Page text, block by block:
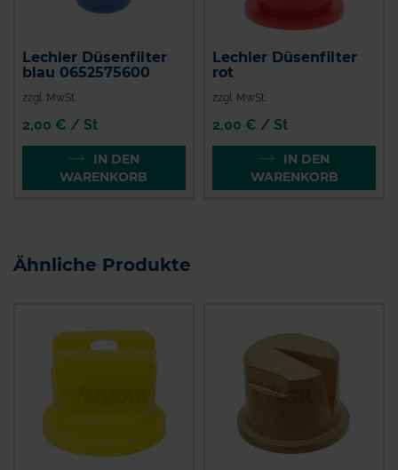
Lechler Düsenfilter
blau 0652575600
zzgl. MwSt.
2,00 € / St
IN DEN
WARENKORB
Lechler Düsenfilter
rot
zzgl. MwSt.
2,00 € / St
IN DEN
WARENKORB
Ähnliche Produkte